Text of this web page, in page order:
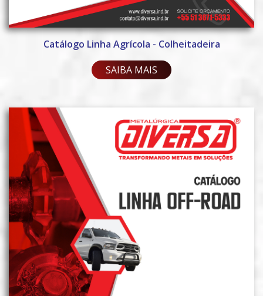
Catálogo Linha Agrícola - Colheitadeira
SAIBA MAIS